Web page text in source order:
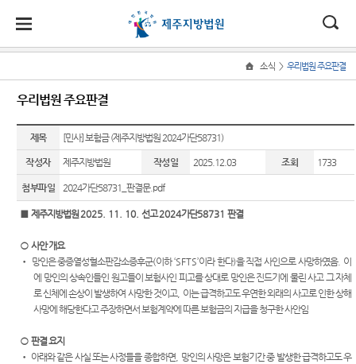
법원
소개
법원장
인사말
연혁
조직 및
호
재판개
정 및 법
정안내
역
소식
새소식
우리법
원 주요
판결
제주사
법원게
시판
정리회
사
안내
민원
민원안
내
법률상
담안내
개인회
상담 안
내
자주묻
는질문
관안내
정보
사건검
색
판결서
사본 제
공신청
판결서
인터넷
열람
각급법
원안내
소통
법원에
바란다
칭찬합
니다
아이디
행동강
령위반
신고상
담
학
소식 > 우리법원 주요판결
우리법원 주요판결
제목 [민사] 보험금 (제주지방법원 2024가단58731)
작성자 제주지방법원 작성일 2025.12.03 조회 1733
첨부파일 2024가단58731_판결문.pdf
■제주지방법원 2025. 11. 10.선고2024가단58731판결
○사안 개요
• 망인은 중증열성혈소판감소증후군(이하‘SFTS’이라 한다)을 직접 사인으로 사망하였음. 이
에 망인의 상속인들인 원고들이 보험사인 피고를 상대로 망인은 진드기에 물린 사고 그 자체
로 신체에 손상이 발생하여 사망한 것이고, 이는 급격하고도 우연한 외래의 사고로 인한 상해
사망에 해당한다고 주장하면서 보험계약에 따른 보험금의 지급을 청구한 사안임
○판결 요지
• 아래와 같은 사실 또는 사정들을 종합하면, 망인의 사망은 보험기간 중 발생한 급격하고도 우
원
원
정
보
소
통